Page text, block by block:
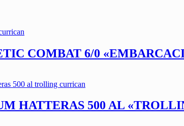
COMBAT 6/0
HATTERAS 500 AL